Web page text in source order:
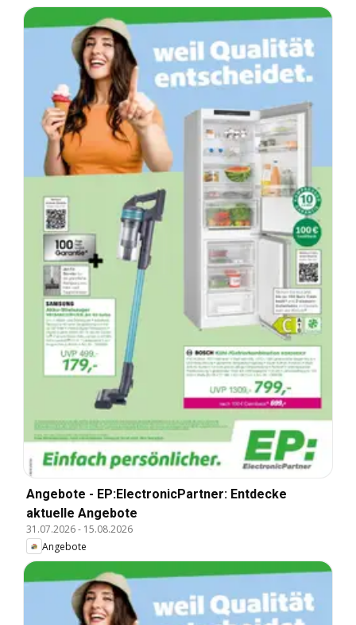
Angebote - EP:ElectronicPartner: Entdecke
aktuelle Angebote
31.07.2026- 15.08.2026
Angebote